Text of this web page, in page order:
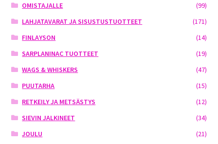
OMISTAJALLE
(99)
LAHJATAVARAT JA SISUSTUSTUOTTEET
(171)
FINLAYSON
(14)
SARPLANINAC TUOTTEET
(19)
WAGS & WHISKERS
(47)
PUUTARHA
(15)
RETKEILY JA METSÄSTYS
(12)
SIEVIN JALKINEET
(34)
JOULU
(21)